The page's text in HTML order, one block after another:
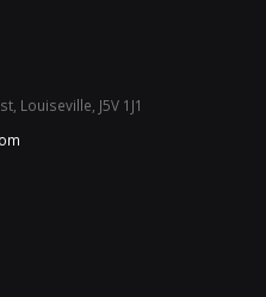
Louiseville, J5V 1J1